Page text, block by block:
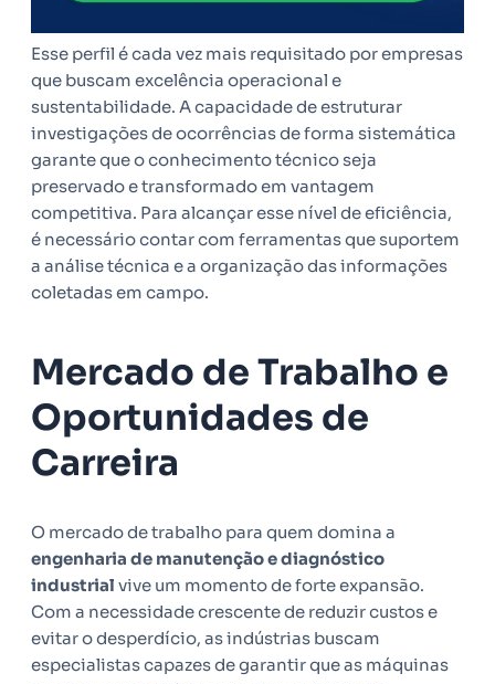
Esse perfil é cada vez mais requisitado por empresas
que buscam excelência operacional e
sustentabilidade. A capacidade de estruturar
investigações de ocorrências de forma sistemática
garante que o conhecimento técnico seja
preservado e transformado em vantagem
competitiva. Para alcançar esse nível de eficiência,
é necessário contar com ferramentas que suportem
a análise técnica e a organização das informações
coletadas em campo.
Mercado de Trabalho e
Oportunidades de
Carreira
O mercado de trabalho para quem domina a
engenharia de manutenção e diagnóstico
industrial vive um momento de forte expansão.
Com a necessidade crescente de reduzir custos e
evitar o desperdício, as indústrias buscam
especialistas capazes de garantir que as máquinas